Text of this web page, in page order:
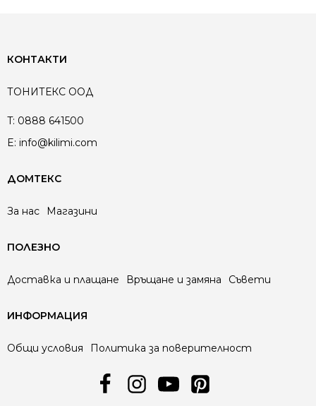
КОНТАКТИ
ТОНИТЕКС ООД
T: 0888 641500
E: info@kilimi.com
ДОМТЕКС
За нас Магазини
ПОЛЕЗНО
Доставка и плащане Връщане и замяна Съвети
ИНФОРМАЦИЯ
Общи условия Политика за поверителност